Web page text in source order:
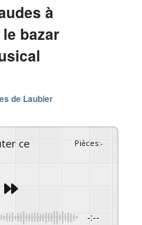
à
bazar
de Laubier
Pièces:-
-:--